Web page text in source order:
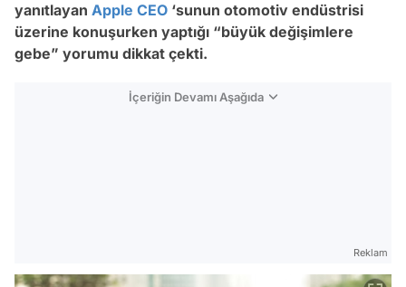
yanıtlayan Apple CEO ‘sunun otomotiv endüstrisi
üzerine konuşurken yaptığı “büyük değişimlere
gebe” yorumu dikkat çekti.
İçeriğin Devamı Aşağıda
Reklam